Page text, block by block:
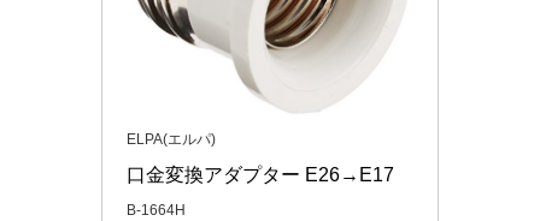
ELPA(エルパ)
口金変換アダプター E26→E17
B-1664H